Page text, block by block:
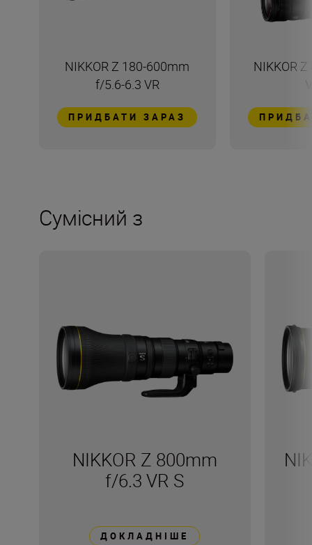
NIKKOR Z 180-600mm
f/5.6-6.3 VR
ПРИДБАТИ ЗАРАЗ
NIKKOR
Сумісний з
NIKKOR Z 800mm
f/6.3 VR S
ДОКЛАДНІШЕ